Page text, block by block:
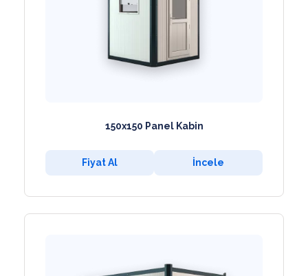
150x150 Panel Kabin
Fiyat Al İncele